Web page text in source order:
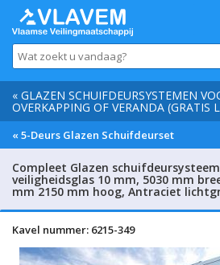
« GLAZEN SCHUIFDEURSYSTEMEN
OVERKAPPING OF VERANDA (GRATIS
« 5-Deurs Glazen Schuifdeurset
Compleet Glazen
veiligheidsglas 10 mm, 5030 mm
mm 2150 mm hoog, Antraciet
Kavel nummer: 6215-349